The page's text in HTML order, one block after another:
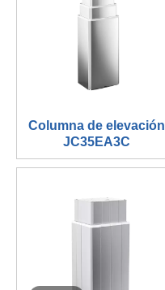
Columna de elevación
JC35EA3C